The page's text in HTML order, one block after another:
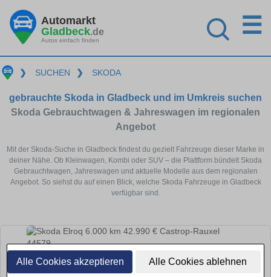
Alle Cookies akzeptieren Alle Cookies ablehnen
Automarkt
Gladbeck.de
Autos einfach finden
☰
❯ SUCHEN ❯ SKODA
gebrauchte Skoda in Gladbeck und im Umkreis suchen
Skoda Gebrauchtwagen & Jahreswagen im regionalen
Angebot
Mit der Skoda-Suche in Gladbeck findest du gezielt Fahrzeuge dieser Marke in
deiner Nähe. Ob Kleinwagen, Kombi oder SUV – die Plattform bündelt Skoda
Gebrauchtwagen, Jahreswagen und aktuelle Modelle aus dem regionalen
Angebot. So siehst du auf einen Blick, welche Skoda Fahrzeuge in Gladbeck
verfügbar sind.